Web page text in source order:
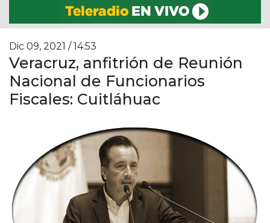
Dic 09, 2021 / 14:53
Veracruz, anfitrión de Reunión
Nacional de Funcionarios
Fiscales: Cuitláhuac